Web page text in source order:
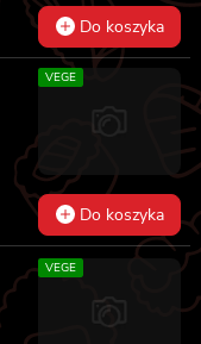
Do koszyka
VEGE
Do koszyka
VEGE